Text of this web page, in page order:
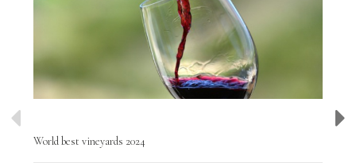
World best vineyards 2024